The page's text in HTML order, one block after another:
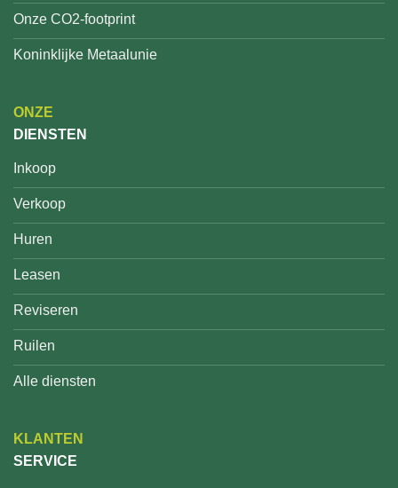
Onze CO2-footprint
Koninklijke Metaalunie
ONZE
DIENSTEN
Inkoop
Verkoop
Huren
Leasen
Reviseren
Ruilen
Alle diensten
KLANTEN
SERVICE